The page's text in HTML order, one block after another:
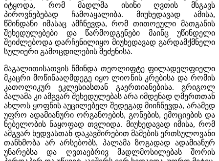
იტყოდა, რომ მადლმა ისინი ღვთის მსგავს
პიროვნებებად ჩამოაყალიბა. მიუხედავად ამისა,
წმინდანი იმასაც ამჩნევდა, რომ თითოეული მათგანის
შეხედულებები და წარმოდგენები მაინც უწინდელი
შეიძლებოდა დარჩენილიყო მიუხედავად გარდამქმნელი
სულიერი გამოცდილების შეძენისა.
მაგალითისათვის წმინდა თეოლიფტე ფილადელფიელი
მკაცრი მოწინააღმდეგე იყო ლიონის კრებისა და რომის
კათოლიკურ ეკლესიასთან გაერთიანებისა. გრიგოლ
პალამა კი ამგვარ შეხედულებას არა იმდენად ღმერთთან
ახლოს ყოფნის აუცილებელ შედეგად მიიჩნევდა, არამედ
უფრო ადამიანური ორგანოების, გონების, ემოციების და
ნებელობის ნაყოფად თვლიდა. მიუხედავად იმისა, რომ
ამგვარ ხედვასთან დაკავშირებით მამების ერთსულოვანი
თანხმობა არ არსებობს, პალამა ზოგადად ადამიანურ
უნარებსა და ღვთაებრივ მადლმოსილებას შორის